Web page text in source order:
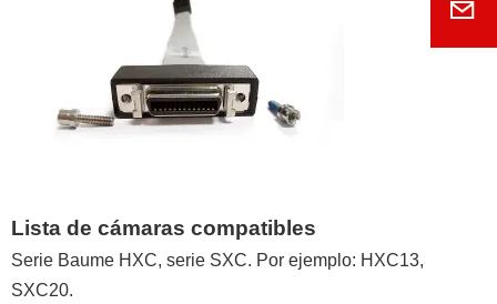
Lista de cámaras compatibles
Serie Baume HXC, serie SXC. Por ejemplo: HXC13,
SXC20.
E-